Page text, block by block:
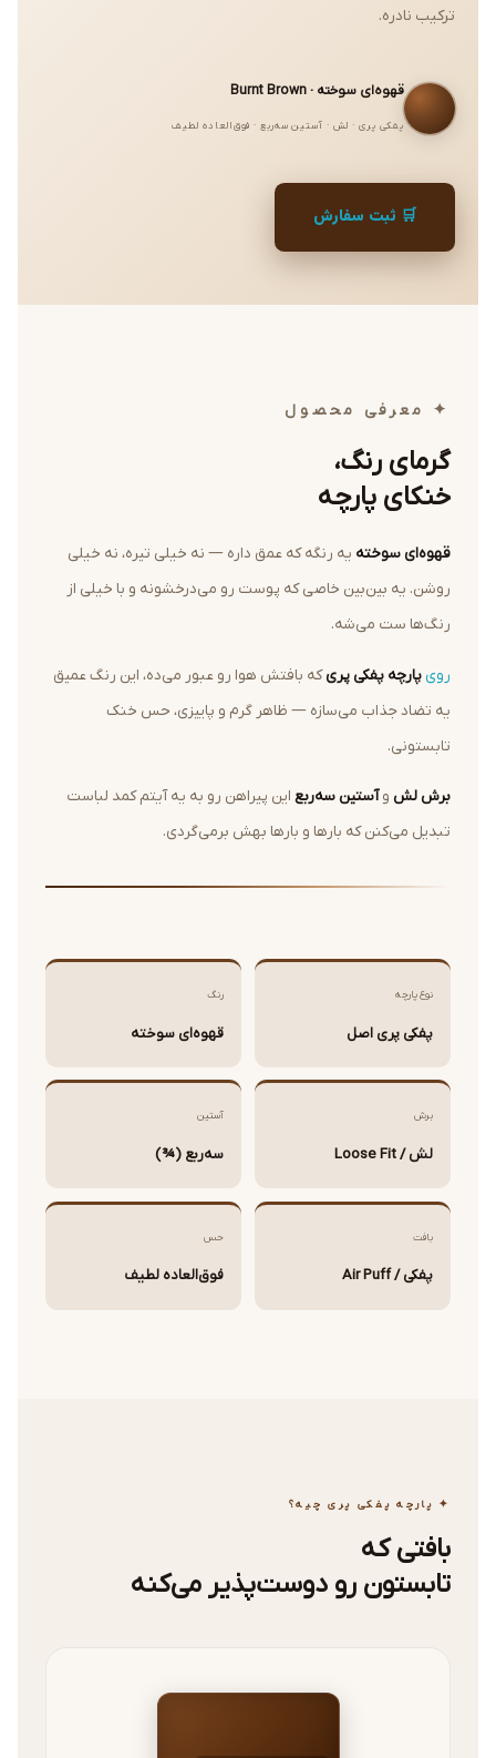
ترکیب‌ نادره.
قهوه‌ای سوخته · Burnt Brown
پفکی پری · لش · آستین سه‌ربع · فوق‌العاده لطیف
🛒 ثبت سفارش
✦ معرفی محصول
گرمای رنگ،
خنکای پارچه
قهوه‌ای سوخته یه رنگه که عمق داره — نه خیلی تیره، نه خیلی
روشن. یه بین‌بین خاصی که پوست رو می‌درخشونه و با خیلی از
رنگ‌ها ست می‌شه.
روی پارچه پفکی پریکه بافتش هوا رو عبور می‌ده، این رنگ عمیق
یه تضاد جذاب می‌سازه — ظاهر گرم و پاییزی، حس خنک
تابستونی.
برش لش وآستین سه‌ربعاین پیراهن رو به یه آیتم کمد‌ لباست
تبدیل می‌کنن که بارها و بارها بهش برمی‌گردی.
نوع پارچه
پفکی پری اصل
رنگ
قهوه‌ای سوخته
برش
لش / Loose Fit
آستین
سه‌ربع (¾)
بافت
پفکی / Air Puff
حس
فوق‌العاده لطیف
✦ پارچه پفکی پری چیه؟
بافتی که
تابستون رو دوست‌پذیر می‌کنه